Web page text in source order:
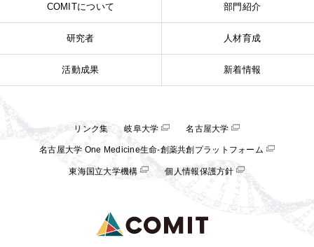
COMITについて 部門紹介
研究者 人材育成
活動成果 新着情報
リンク集 岐阜大学 名古屋大学
名古屋大学 One Medicine生命-創薬共創プラットフォーム
東海国立大学機構 個人情報保護方針